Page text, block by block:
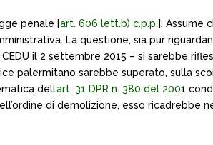
penale [art. 606 lett.b) c.p.p.]. Assume
La questione, sia pur
il 2 settembre 2015 – si sarebbe
palermitano sarebbe superato, sulla
dell’art. 31 DPR n. 380 del 2001
di demolizione, esso ricadrebbe